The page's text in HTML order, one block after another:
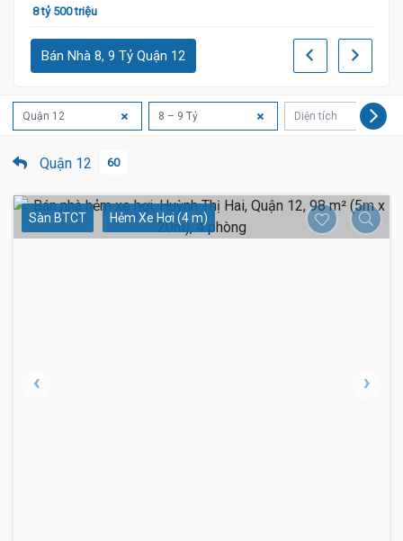
8 tỷ 500 triệu
Bán Nhà 8, 9 Tỷ Quận 12
Quận 12 8 – 9 Tỷ Diện tích
Quận 12 60
Sàn BTCT Hẻm Xe Hơi (4 m)